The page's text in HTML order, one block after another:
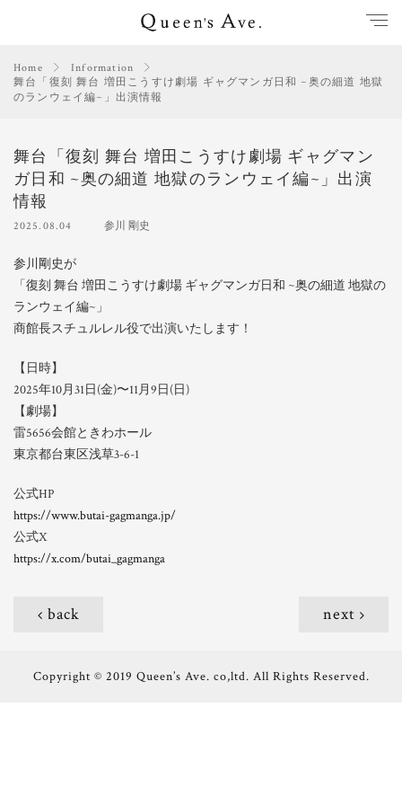
Home
Information
舞台「復刻 舞台 増田こうすけ劇場 ギャグマンガ日和 ~奥の細道 地獄
のランウェイ編~」出演情報
舞台「復刻 舞台 増田こうすけ劇場 ギャグマン
ガ日和 ~奥の細道 地獄のランウェイ編~」出演
情報
2025.08.04 参川 剛史
参川剛史が
「復刻 舞台 増田こうすけ劇場 ギャグマンガ日和 ~奥の細道 地獄の
ランウェイ編~」
商館長スチュルレル役で出演いたします！
【日時】
2025年10月31日(金)〜11月9日(日)
【劇場】
雷5656会館ときわホール
東京都台東区浅草3-6-1
公式HP
https://www.butai-gagmanga.jp/
公式X
https://x.com/butai_gagmanga
back next
Copyright © 2019 Queen’s Ave. co,ltd. All Rights Reserved.